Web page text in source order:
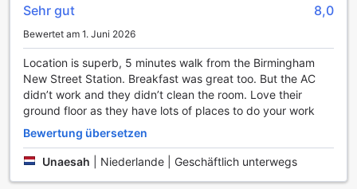
Kraftmaschinen und Freihanteln, können Sie Ihr Workout
Fitnesscenter ist der perfekte Ort, um nach einem langen
Tag voller Erkundungen oder Meetings abzuschalten und
sich fit zu halten. Die Kombination aus Golf und Fitness
macht das Holiday Inn Birmingham City zur idealen Wahl für
aktive Reisende, die sowohl Erholung als auch Bewegung
suchen.
Komfortable Annehmlichkeiten im Holiday Inn
Birmingham City
Sehr gut 8,0
Bewertet am 1. Juni 2026
Location is superb, 5 minutes walk from the Birmingham
New Street Station. Breakfast was great too. But the AC
didn’t work and they didn’t clean the room. Love their
ground floor as they have lots of places to do your work
Bewertung übersetzen
Unaesah Niederlande | Geschäftlich unterwegs